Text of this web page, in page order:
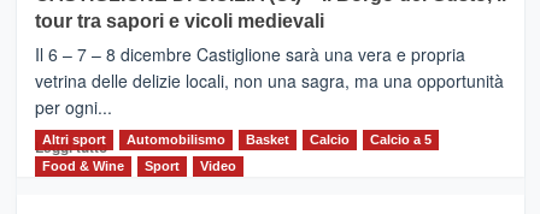
ALCANTARA
–
Vivicittà,
scoperta
del
territorio,
tour tra sapori e vicoli medievali
Il 6 – 7 – 8 dicembre Castiglione sarà una vera e propria
vetrina delle delizie locali, non una sagra, ma una opportunità
per ogni...
Leggi tuttoLeggi
di
Altri sport Automobilismo Basket Calcio
Calcio a 5
Food & Wine
Sport Video